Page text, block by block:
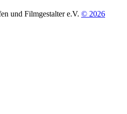
und Filmgestalter e.V. © 2026